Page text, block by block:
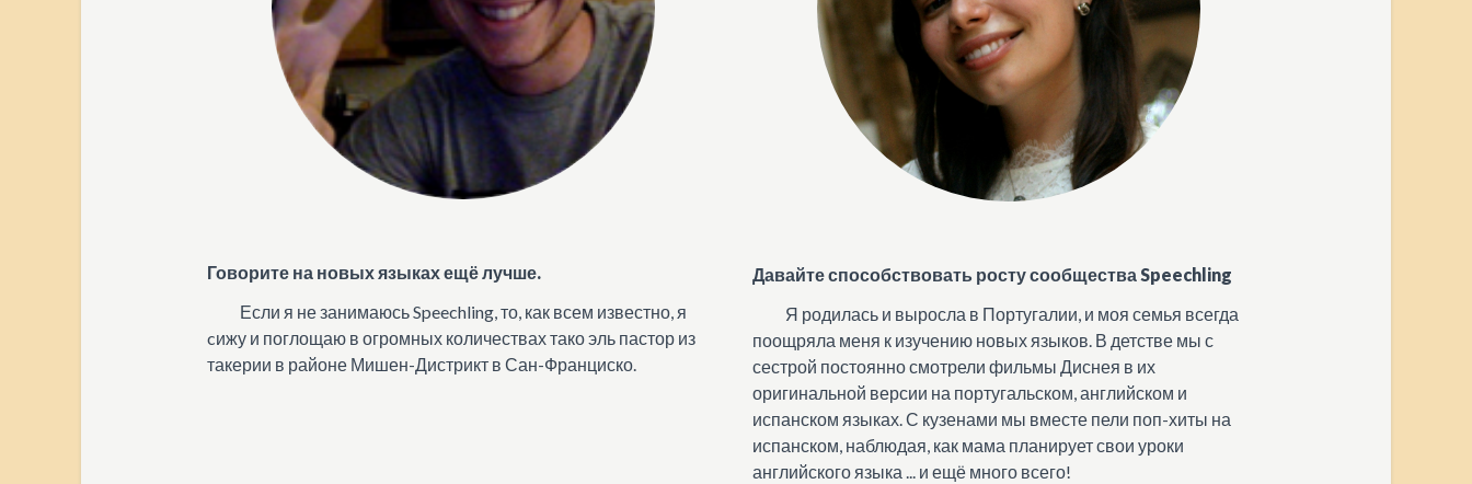
Говорите на новых языках ещё лучше.
Если я не занимаюсь Speechling, то, как всем известно, я
cижу и поглощаю в огромных количествах тако эль пастор из
такерии в районе Мишен-Дистрикт в Сан-Франциско.
Давайте способствовать росту сообщества Speechling
Я родилась и выросла в Португалии, и моя семья всегда
поощряла меня к изучению новых языков. В детстве мы с
сестрой постоянно смотрели фильмы Диснея в их
оригинальной версии на португальском, английском и
испанском языках. С кузенами мы вместе пели поп-хиты на
испанском, наблюдая, как мама планирует свои уроки
английского языка ... и ещё много всего!